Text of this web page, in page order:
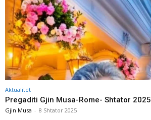
Aktualitet
Pregaditi Gjin Musa-Rome- Shtator 2025
Gjin Musa - 8 Shtator 2025